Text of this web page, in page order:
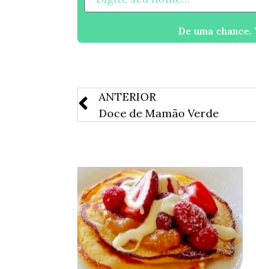
De uma
ANTERIOR
Doce de Mamão Verde